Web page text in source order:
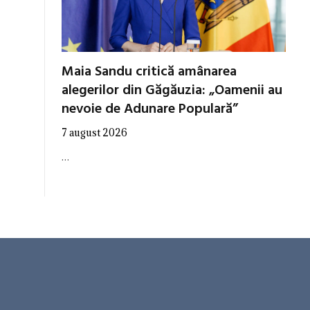
Maia Sandu critică amânarea
alegerilor din Găgăuzia: „Oamenii au
nevoie de Adunare Populară”
7 august 2026
…